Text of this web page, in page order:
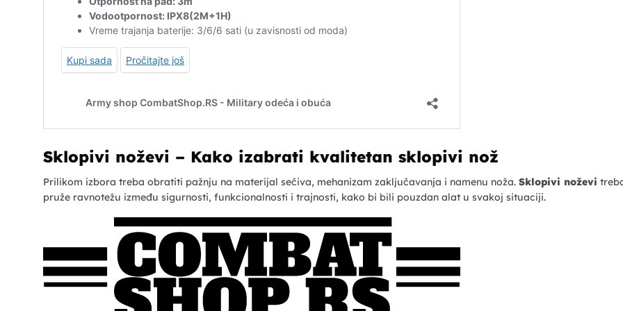
Sklopivi noževi – Kako izabrati kvalitetan sklopivi nož
Prilikom izbora treba obratiti pažnju na materijal sečiva, mehanizam zaključavanja i namenu noža. Sklopivi noževi
pruže ravnotežu između sigurnosti, funkcionalnosti i trajnosti, kako bi bili pouzdan alat u svakoj situaciji.